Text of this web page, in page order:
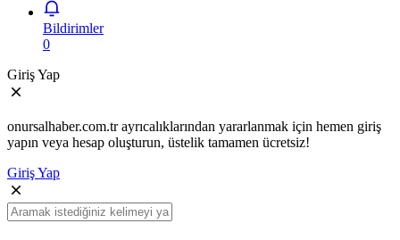
Bildirimler
0
Giriş Yap
onursalhaber.com.tr ayrıcalıklarından yararlanmak için hemen giriş
yapın veya hesap oluşturun, üstelik tamamen ücretsiz!
Giriş Yap